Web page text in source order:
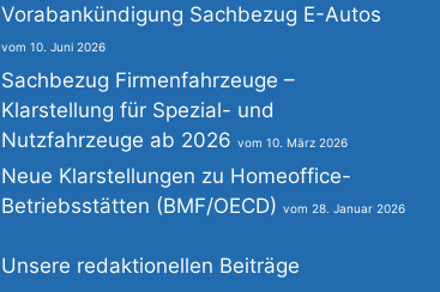
Vorabankündigung Sachbezug E-Autos
10. Juni 2026
Sachbezug Firmenfahrzeuge –
Klarstellung für Spezial- und
Nutzfahrzeuge ab 2026
10. März 2026
Neue Klarstellungen zu Homeoffice-
Betriebsstätten (BMF/OECD)
28. Januar 2026
Unsere redaktionellen Beiträge